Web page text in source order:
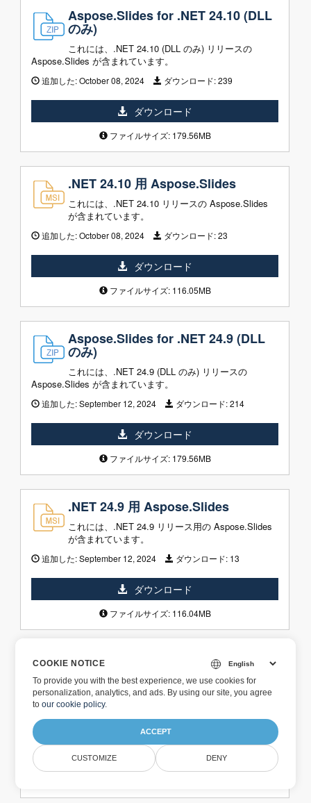
Aspose.Slides for .NET 24.10 (DLL
のみ)
これには、.NET 24.10 (DLL のみ) リリースの
Aspose.Slides が含まれています。
追加した:October 08, 2024 ダウンロード:239
ダウンロード
ファイルサイズ: 179.56MB
.NET 24.10 用 Aspose.Slides
これには、.NET 24.10 リリースの Aspose.Slides
が含まれています。
追加した:October 08, 2024 ダウンロード:23
ダウンロード
ファイルサイズ: 116.05MB
Aspose.Slides for .NET 24.9 (DLL
のみ)
これには、.NET 24.9 (DLL のみ) リリースの
Aspose.Slides が含まれています。
追加した:September 12, 2024 ダウンロード:214
ダウンロード
ファイルサイズ: 179.56MB
.NET 24.9 用 Aspose.Slides
これには、.NET 24.9 リリース用の Aspose.Slides
が含まれています。
追加した:September 12, 2024 ダウンロード: 13
ダウンロード
ファイルサイズ: 116.04MB
Aspose.Slides for .NET 24.8 (DLL
のみ)
これには、.NET 24.8 (DLL のみ) リリースの
Aspose.Slides が含まれています。
ダウンロード:
ダウンロード
COOKIE NOTICE
To provide you with the best experience, we use cookies for
personalization, analytics, and ads. By using our site, you agree
toour cookie policy.
ACCEPT
CUSTOMIZE DENY